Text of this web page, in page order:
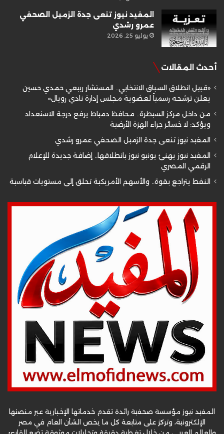
المفيد نيوز تنعى جدة الزميل الصحفي
عمرو رشدي
يوليو 25, 2026
أحدث المقالات
«قبيل انطلاق السباق الانتخابي.. المستشار ربيعي حمدي حسين
يعلن ترشحه رسمياً لعضوية مجلس إدارة نادي رويال»
من داخل مركز السيطرة.. محافظ دمياط يرفع درجة الاستعداد
ويؤكد: لا خسائر جراء الهزة الأرضية
المفيد نيوز تنعى جدة الزميل الصحفي عمرو رشدي
المفيد نيوز يهنئ يونيو نيوز بانطلاقها.. إضافة جديدة للإعلام
الرقمي المصري
النفط يتراجع بقوة.. والأسهم الأمريكية تحلق إلى مستويات قياسية
المفيد نيوز مؤسسة صحفية رائدة تقدم خدماتها الإخبارية عبر منصتها
الإلكترونية، وتركز على متابعة كل ما يخص الشأن العام في مصر